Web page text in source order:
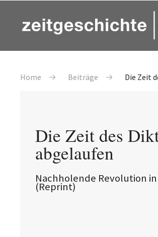
Pfadnavigation
Home Beiträge Die Zeit
Die Zeit des
abgelaufen
Nachholende Revolution
(Reprint)